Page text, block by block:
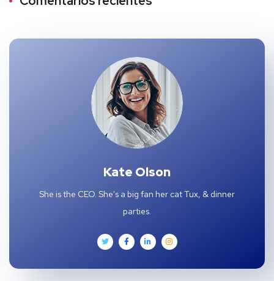
Kate Olson
She is the CEO. She's a big fan her cat Tux, & dinner
parties.